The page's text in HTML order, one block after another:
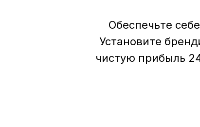
Обеспечьте
Установите
чистую прибыль